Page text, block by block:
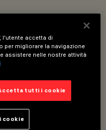
che facilita e velocizza il
per un cambio in
tre accessori piani ed
illuminante.
di rete.
l'utente accetta di
per migliorare la navigazione
assistere nelle nostre attività
tutti i cookie
cookie